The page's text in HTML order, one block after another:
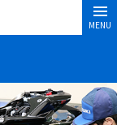
MENU